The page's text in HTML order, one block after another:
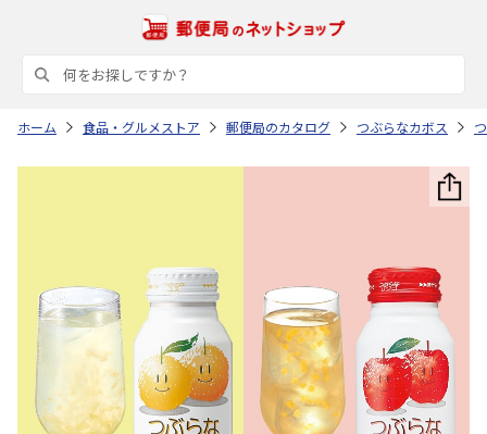
ホーム 食品・グルメストア 郵便局のカタログ つぶらなカボス